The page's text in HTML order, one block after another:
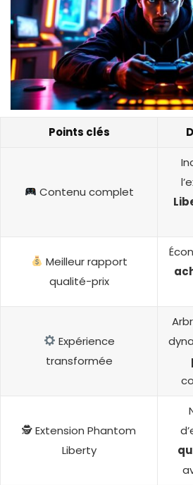
Points clés
Contenu complet
Meilleur rapport
qualité-prix
Expérience
transformée
🕵️ Extension Phantom
Liberty